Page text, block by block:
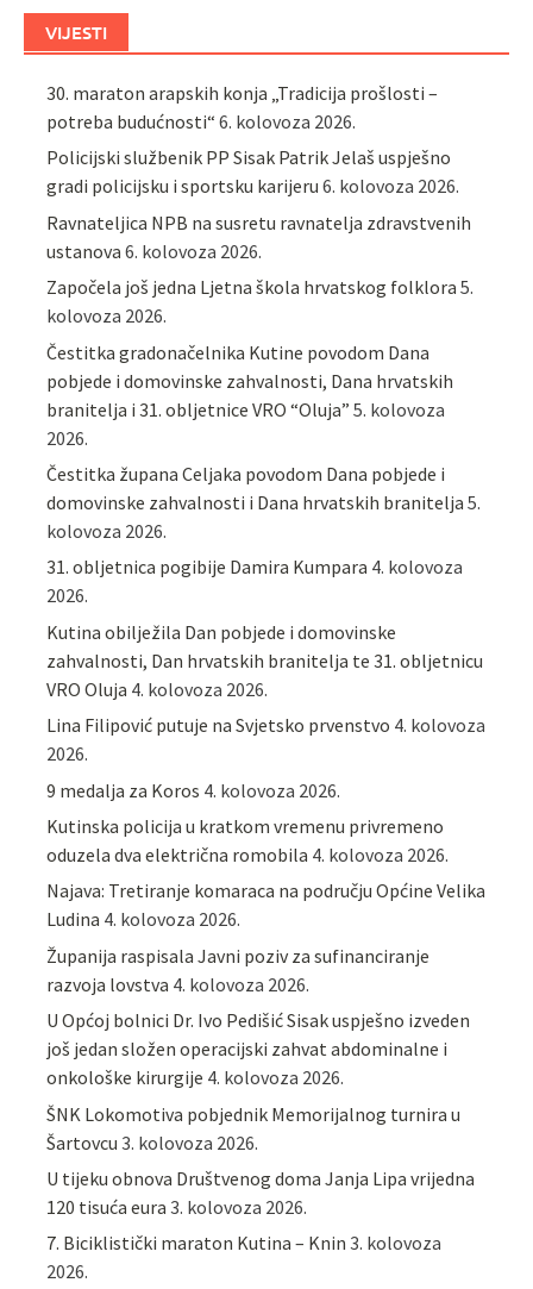
VIJESTI
30. maraton arapskih konja „Tradicija prošlosti –
potreba budućnosti“ 6. kolovoza 2026.
Policijski službenik PP Sisak Patrik Jelaš uspješno
gradi policijsku i sportsku karijeru 6. kolovoza 2026.
Ravnateljica NPB na susretu ravnatelja zdravstvenih
ustanova 6. kolovoza 2026.
Započela još jedna Ljetna škola hrvatskog folklora 5.
kolovoza 2026.
Čestitka gradonačelnika Kutine povodom Dana
pobjede i domovinske zahvalnosti, Dana hrvatskih
branitelja i 31. obljetnice VRO “Oluja” 5. kolovoza
2026.
Čestitka župana Celjaka povodom Dana pobjede i
domovinske zahvalnosti i Dana hrvatskih branitelja 5.
kolovoza 2026.
31. obljetnica pogibije Damira Kumpara 4. kolovoza
2026.
Kutina obilježila Dan pobjede i domovinske
zahvalnosti, Dan hrvatskih branitelja te 31. obljetnicu
VRO Oluja 4. kolovoza 2026.
Lina Filipović putuje na Svjetsko prvenstvo 4. kolovoza
2026.
9 medalja za Koros 4. kolovoza 2026.
Kutinska policija u kratkom vremenu privremeno
oduzela dva električna romobila 4. kolovoza 2026.
Najava: Tretiranje komaraca na području Općine Velika
Ludina 4. kolovoza 2026.
Županija raspisala Javni poziv za sufinanciranje
razvoja lovstva 4. kolovoza 2026.
U Općoj bolnici Dr. Ivo Pedišić Sisak uspješno izveden
još jedan složen operacijski zahvat abdominalne i
onkološke kirurgije 4. kolovoza 2026.
ŠNK Lokomotiva pobjednik Memorijalnog turnira u
Šartovcu 3. kolovoza 2026.
U tijeku obnova Društvenog doma Janja Lipa vrijedna
120 tisuća eura 3. kolovoza 2026.
7. Biciklistički maraton Kutina – Knin 3. kolovoza
2026.